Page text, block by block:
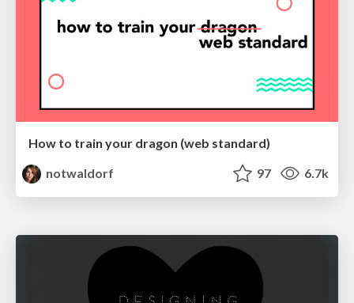
How to train your dragon (web standard)
notwaldorf
97 6.7k